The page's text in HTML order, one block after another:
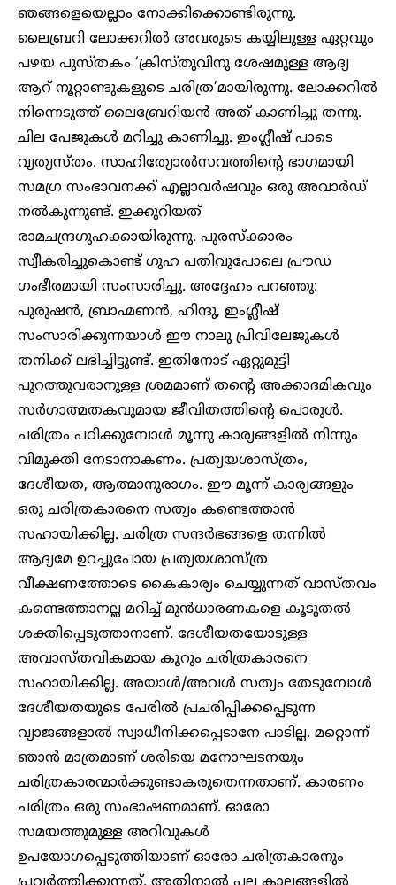
ഞങ്ങളെയെല്ലാം നോക്കിക്കൊണ്ടിരുന്നു.
ലൈബ്രറി ലോക്കറില്‍ അവരുടെ കയ്യിലുള്ള ഏറ്റവും
പഴയ പുസ്തകം ‘ക്രിസ്തുവിനു ശേഷമുള്ള ആദ്യ
ആറ് നൂറ്റാണ്ടുകളുടെ ചരിത്ര’മായിരുന്നു. ലോക്കറില്‍
നിന്നെടുത്ത് ലൈബ്രേറിയന്‍ അത് കാണിച്ചു തന്നു.
ചില പേജുകള്‍ മറിച്ചു കാണിച്ചു. ഇംഗ്ലീഷ് പാടെ
വ്യത്യസ്തം. സാഹിത്യോല്‍സവത്തിന്റെ ഭാഗമായി
സമഗ്ര സംഭാവനക്ക് എല്ലാവര്‍ഷവും ഒരു അവാര്‍ഡ്
നല്‍കുന്നുണ്ട്. ഇക്കുറിയത്
രാമചന്ദ്രഗുഹക്കായിരുന്നു. പുരസ്‌ക്കാരം
സ്വീകരിച്ചുകൊണ്ട് ഗുഹ പതിവുപോലെ പ്രൗഡ
ഗംഭീരമായി സംസാരിച്ചു. അദ്ദേഹം പറഞ്ഞു:
പുരുഷന്‍, ബ്രാഹ്മണന്‍, ഹിന്ദു, ഇംഗ്ലീഷ്
സംസാരിക്കുന്നയാള്‍ ഈ നാലു പ്രിവിലേജുകള്‍
തനിക്ക് ലഭിച്ചിട്ടുണ്ട്. ഇതിനോട് ഏറ്റുമുട്ടി
പുറത്തുവരാനുള്ള ശ്രമമാണ് തന്റെ അക്കാദമികവും
സര്‍ഗാത്മതകവുമായ ജീവിതത്തിന്റെ പൊരുള്‍.
ചരിത്രം പഠിക്കുമ്പോള്‍ മൂന്നു കാര്യങ്ങളില്‍ നിന്നും
വിമുക്തി നേടാനാകണം. പ്രത്യയശാസ്ത്രം,
ദേശീയത, ആത്മാനുരാഗം. ഈ മൂന്ന് കാര്യങ്ങളും
ഒരു ചരിത്രകാരനെ സത്യം കണ്ടെത്താന്‍
സഹായിക്കില്ല. ചരിത്ര സന്ദര്‍ഭങ്ങളെ തന്നില്‍
ആദ്യമേ ഉറച്ചുപോയ പ്രത്യയശാസ്ത്ര
വീക്ഷണത്തോടെ കൈകാര്യം ചെയ്യുന്നത് വാസ്തവം
കണ്ടെത്താനല്ല മറിച്ച് മുന്‍ധാരണകളെ കൂടുതല്‍
ശക്തിപ്പെടുത്താനാണ്. ദേശീയതയോടുള്ള
അവാസ്തവികമായ കൂറും ചരിത്രകാരനെ
സഹായിക്കില്ല. അയാള്‍/അവള്‍ സത്യം തേടുമ്പോള്‍
ദേശീയതയുടെ പേരില്‍ പ്രചരിപ്പിക്കപ്പെടുന്ന
വ്യാജങ്ങളാല്‍ സ്വാധീനിക്കപ്പെടാനേ പാടില്ല. മറ്റൊന്ന്
ഞാന്‍ മാത്രമാണ് ശരിയെ മനോഘടനയും
ചരിത്രകാരന്മാര്‍ക്കുണ്ടാകരുതെന്നതാണ്. കാരണം
ചരിത്രം ഒരു സംഭാഷണമാണ്. ഓരോ
സമയത്തുമുള്ള അറിവുകള്‍
ഉപയോഗപ്പെടുത്തിയാണ് ഓരോ ചരിത്രകാരനും